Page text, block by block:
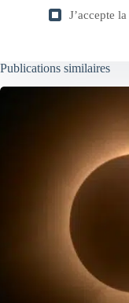
J’accepte la
Publications similaires